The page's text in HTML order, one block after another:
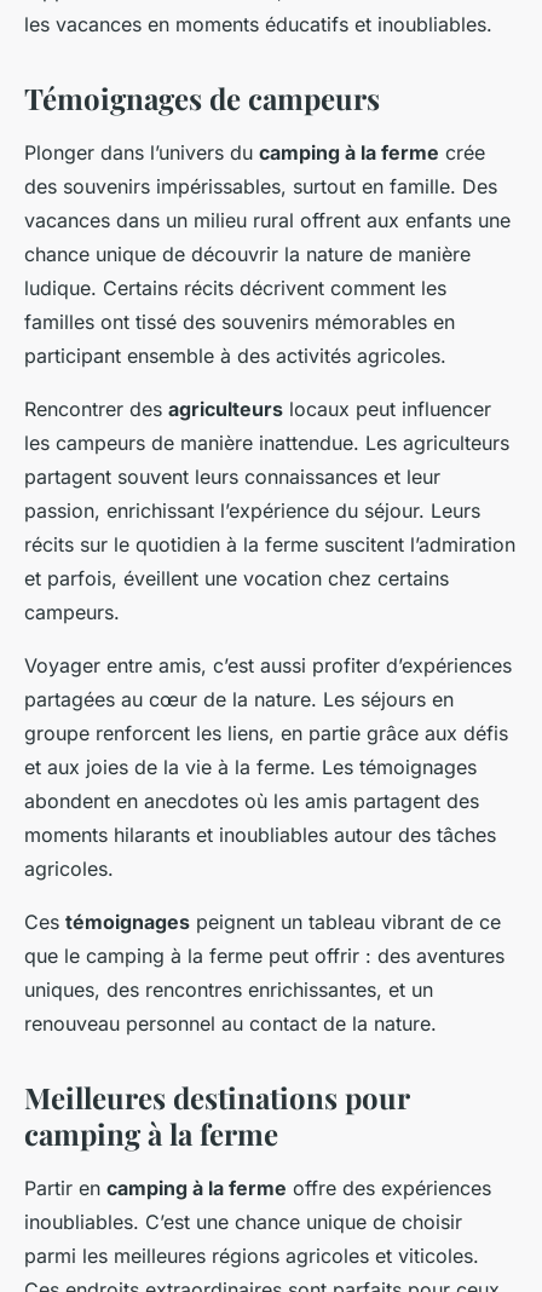
les vacances en moments éducatifs et inoubliables.
Témoignages de campeurs
Plonger dans l’univers du camping à la ferme crée
des souvenirs impérissables, surtout en famille. Des
vacances dans un milieu rural offrent aux enfants une
chance unique de découvrir la nature de manière
ludique. Certains récits décrivent comment les
familles ont tissé des souvenirs mémorables en
participant ensemble à des activités agricoles.
Rencontrer des agriculteurs locaux peut influencer
les campeurs de manière inattendue. Les agriculteurs
partagent souvent leurs connaissances et leur
passion, enrichissant l’expérience du séjour. Leurs
récits sur le quotidien à la ferme suscitent l’admiration
et parfois, éveillent une vocation chez certains
campeurs.
Voyager entre amis, c’est aussi profiter d’expériences
partagées au cœur de la nature. Les séjours en
groupe renforcent les liens, en partie grâce aux défis
et aux joies de la vie à la ferme. Les témoignages
abondent en anecdotes où les amis partagent des
moments hilarants et inoubliables autour des tâches
agricoles.
Ces témoignages peignent un tableau vibrant de ce
que le camping à la ferme peut offrir : des aventures
uniques, des rencontres enrichissantes, et un
renouveau personnel au contact de la nature.
Meilleures destinations pour
camping à la ferme
Partir en camping à la ferme offre des expériences
inoubliables. C’est une chance unique de choisir
parmi les meilleures régions agricoles et viticoles.